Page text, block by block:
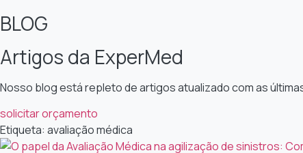
BLOG
Artigos da ExperMed
Nosso blog está repleto de artigos atualizado com as
solicitar orçamento
Etiqueta: avaliação médica